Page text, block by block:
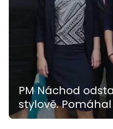
PM Náchod
stylově.